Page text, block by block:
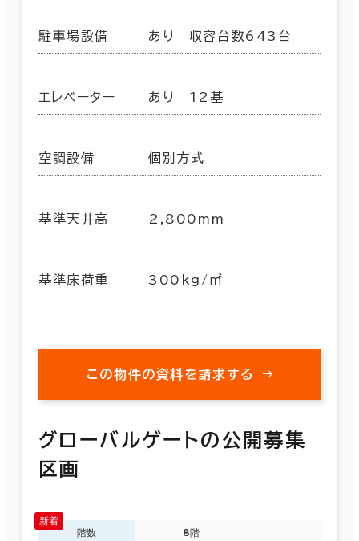
駐車場設備 あり 収容台数643台
エレベーター あり 12基
空調設備 個別方式
基準天井高 2,800mm
基準床荷重 300kg/㎡
この物件の資料を請求する
グローバルゲートの公開募集
区画
階数 8階